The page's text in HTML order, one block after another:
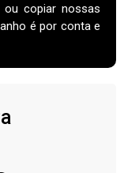
ou copiar nossas
é por conta e